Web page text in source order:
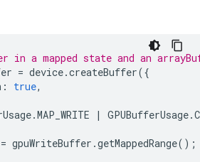
in a mapped state and an
= device.createBuffer({
: true,
.MAP_WRITE | GPUBufferUsage.
= gpuWriteBuffer .getMappedRange();